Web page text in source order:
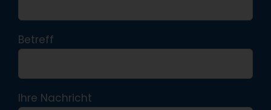
Betreff
Ihre Nachricht